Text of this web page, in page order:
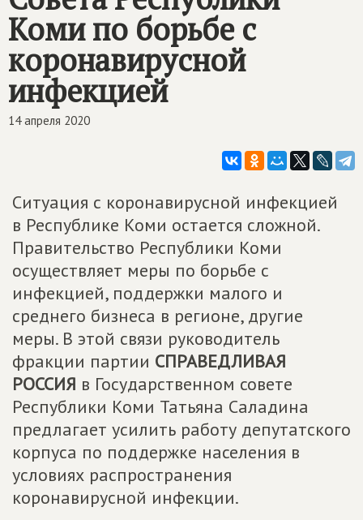
Коми по борьбе с
коронавирусной
инфекцией
14 апреля 2020
Ситуация с коронавирусной инфекцией
в Республике Коми остается сложной.
Правительство Республики Коми
осуществляет меры по борьбе с
инфекцией, поддержки малого и
среднего бизнеса в регионе, другие
меры. В этой связи руководитель
фракции партии СПРАВЕДЛИВАЯ
РОССИЯ в Государственном совете
Республики Коми Татьяна Саладина
предлагает усилить работу депутатского
корпуса по поддержке населения в
условиях распространения
коронавирусной инфекции.